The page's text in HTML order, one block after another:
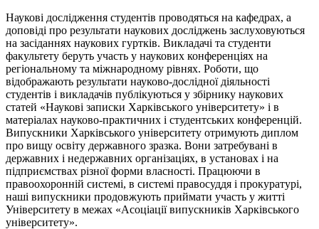
Наукові дослідження студентів проводяться на кафедрах, а
доповіді про результати наукових досліджень заслуховуються
на засіданнях наукових гуртків. Викладачі та студенти
факультету беруть участь у наукових конференціях на
регіональному та міжнародному рівнях. Роботи, що
відображають результати науково-дослідної діяльності
студентів і викладачів публікуються у збірнику наукових
статей «Наукові записки Харківського університету» і в
матеріалах науково-практичних і студентських конференцій.
Випускники Харківського університету отримують диплом
про вищу освіту державного зразка. Вони затребувані в
державних і недержавних організаціях, в установах і на
підприємствах різної форми власності. Працюючи в
правоохоронній системі, в системі правосуддя і прокуратурі,
наші випускники продовжують приймати участь у житті
Університету в межах «Асоціації випускників Харківського
університету».